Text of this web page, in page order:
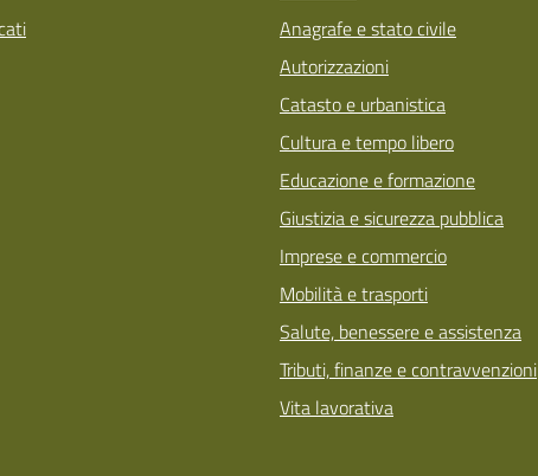
Anagrafe e stato civile
Autorizzazioni
Catasto e urbanistica
Cultura e tempo libero
Educazione e formazione
Giustizia e sicurezza pubblica
Imprese e commercio
Mobilità e trasporti
Salute, benessere e assistenza
Tributi, finanze e contravvenzioni
Vita lavorativa